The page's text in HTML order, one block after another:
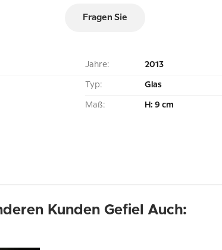
Fragen Sie
Jahre: 2013
Typ: Glas
Maß: H: 9 cm
Kunden Gefiel Auch: